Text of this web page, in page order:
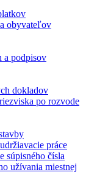
obyvateľov
a podpisov
dokladov
po rozvode
práce
súpisného čísla
užívania miestnej